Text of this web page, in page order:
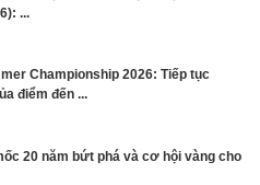
...
Championship 2026: Tiếp tục
điểm đến ...
20 năm bứt phá và cơ hội vàng cho